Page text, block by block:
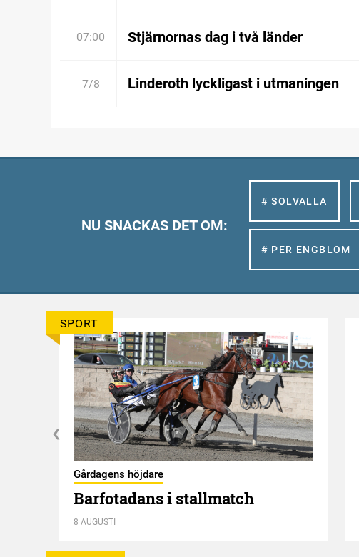
07:00 Stjärnornas dag i två länder
7/8 Linderoth lyckligast i utmaningen
NU SNACKAS DET OM:
# SOLVALLA
# PER ENGBLOM
SPORT
Gårdagens höjdare
Barfotadans i stallmatch
8 AUGUSTI